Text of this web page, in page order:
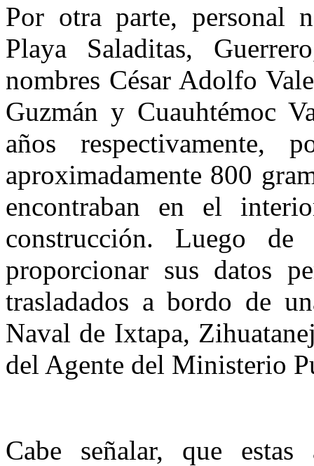
Por otra parte, personal
Playa Saladitas,
nombres César Adolfo
Guzmán y Cuauhtémoc
años
aproximadamente 800
encontraban en el
construcción. Luego
proporcionar sus datos
trasladados a bordo de
Naval de Ixtapa,
del Agente del Ministerio
Cabe señalar, que